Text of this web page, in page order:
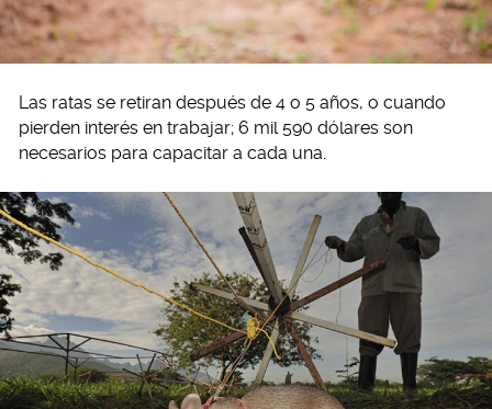
Las ratas se retiran después de 4 o 5 años, o cuando
pierden interés en trabajar; 6 mil 590 dólares son
necesarios para capacitar a cada una.